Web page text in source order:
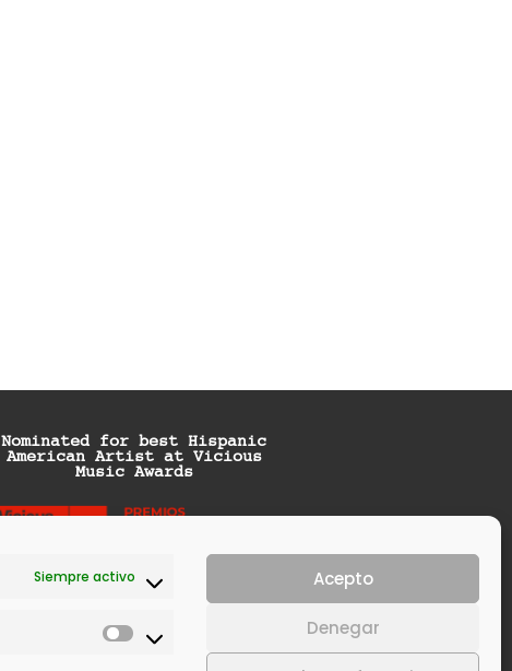
Siempre activo Acepto
Denegar
Nominated for best Hispanic
American Artist at Vicious
Music Awards